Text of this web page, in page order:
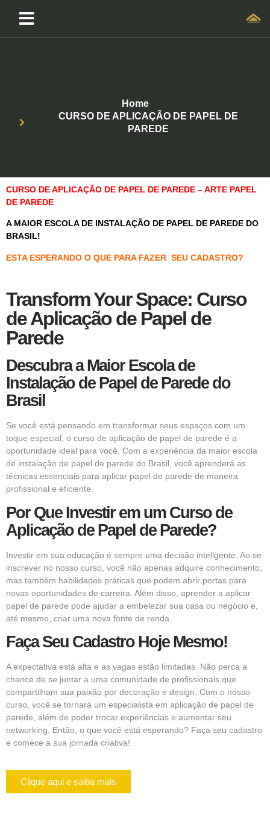
Home
CURSO DE APLICAÇÃO DE PAPEL DE
PAREDE
CURSO DE APLICAÇÃO DE PAPEL DE PAREDE – ARTE PAPEL
DE PAREDE
A MAIOR ESCOLA DE INSTALAÇÃO DE PAPEL DE PAREDE DO
BRASIL!
ESTA ESPERANDO O QUE PARA FAZER SEU CADASTRO?
Transform Your Space: Curso
de Aplicação de Papel de
Parede
Descubra a Maior Escola de
Instalação de Papel de Parede do
Brasil
Se você está pensando em transformar seus espaços com um
toque especial, o curso de aplicação de papel de parede é a
oportunidade ideal para você. Com a experiência da maior escola
de instalação de papel de parede do Brasil, você aprenderá as
técnicas essenciais para aplicar papel de parede de maneira
profissional e eficiente.
Por Que Investir em um Curso de
Aplicação de Papel de Parede?
Investir em sua educação é sempre uma decisão inteligente. Ao se
inscrever no nosso curso, você não apenas adquire conhecimento,
mas também habilidades práticas que podem abrir portas para
novas oportunidades de carreira. Além disso, aprender a aplicar
papel de parede pode ajudar a embelezar sua casa ou negócio e,
até mesmo, criar uma nova fonte de renda.
Faça Seu Cadastro Hoje Mesmo!
A expectativa está alta e as vagas estão limitadas. Não perca a
chance de se juntar a uma comunidade de profissionais que
compartilham sua paixão por decoração e design. Com o nosso
curso, você se tornará um especialista em aplicação de papel de
parede, além de poder trocar experiências e aumentar seu
networking. Então, o que você está esperando? Faça seu cadastro
e comece a sua jornada criativa!
Clique aqui e saiba mais